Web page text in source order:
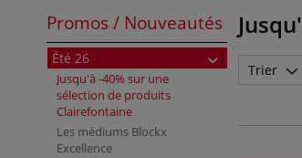
Promos / Nouveautés
Été 26
Jusqu'à -40% sur une
sélection de produits
Clairefontaine
Les médiums Blockx
Excellence
Trier